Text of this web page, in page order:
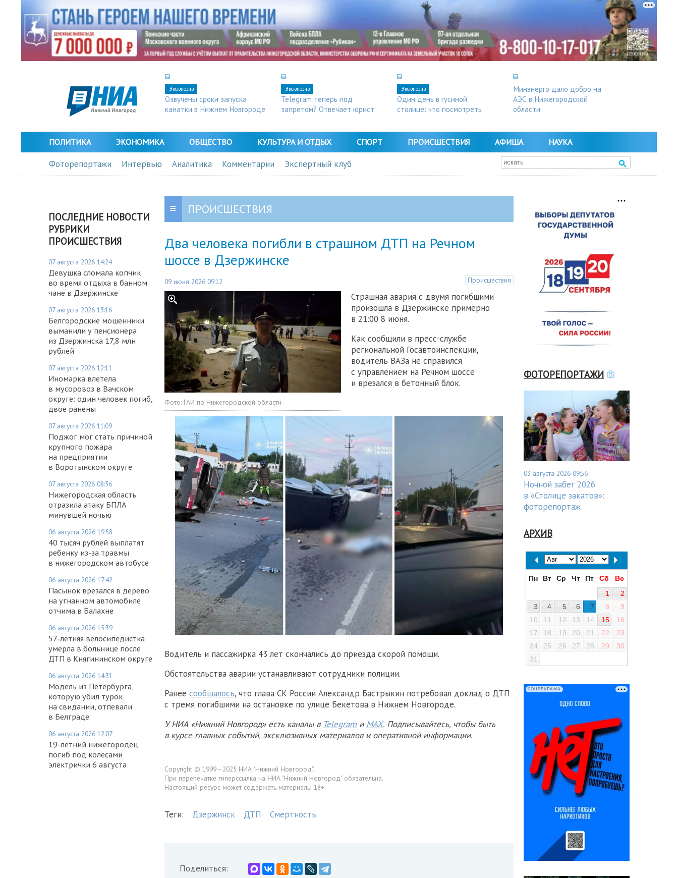
Эксклюзив
Озвучены сроки запуска
канатки в Нижнем Новгороде
Эксклюзив
Telegram теперь под
запретом? Отвечает юрист
Эксклюзив
Один день в гусиной
столице: что посмотреть
Минэнерго дало добро на
АЭС в Нижегородской
области
ПОЛИТИКА ЭКОНОМИКА ОБЩЕСТВО КУЛЬТУРА И ОТДЫХ СПОРТ ПРОИСШЕСТВИЯ АФИША НАУКА
Фоторепортажи Интервью Аналитика Комментарии Экспертный клуб
ПОСЛЕДНИЕ НОВОСТИ
РУБРИКИ
ПРОИСШЕСТВИЯ
07 августа 2026 14:24
Девушка сломала копчик
во время отдыха в банном
чане в Дзержинске
07 августа 2026 13:16
Белгородские мошенники
выманили у пенсионера
из Дзержинска 17,8 млн
рублей
07 августа 2026 12:11
Иномарка влетела
в мусоровоз в Вачском
округе: один человек погиб,
двое ранены
07 августа 2026 11:09
Поджог мог стать причиной
крупного пожара
на предприятии
в Воротынском округе
07 августа 2026 08:36
Нижегородская область
отразила атаку БПЛА
минувшей ночью
06 августа 2026 19:58
40 тысяч рублей выплатят
ребенку из-за травмы
в нижегородском автобусе
06 августа 2026 17:42
Пасынок врезался в дерево
на угнанном автомобиле
отчима в Балахне
06 августа 2026 15:39
57-летняя велосипедистка
умерла в больнице после
ДТП в Княгининском округе
06 августа 2026 14:31
Модель из Петербурга,
которую убил турок
на свидании, отпевали
в Белграде
06 августа 2026 12:07
19-летний нижегородец
погиб под колесами
электрички 6 августа
ПРОИСШЕСТВИЯ
Два человека погибли в страшном ДТП на Речном
шоссе в Дзержинске
09 июня 2026 09:12 Происшествия
Фото: ГАИ по Нижегородской области
Страшная авария с двумя погибшими
произошла в Дзержинске примерно
в 21:00 8 июня.
Как сообщили в пресс-службе
региональной Госавтоинспекции,
водитель ВАЗа не справился
с управлением на Речном шоссе
и врезался в бетонный блок.
Водитель и пассажирка 43 лет скончались до приезда скорой помощи.
Обстоятельства аварии устанавливают сотрудники полиции.
Ранее сообщалось, что глава СК России Александр Бастрыкин потребовал доклад о ДТП
с тремя погибшими на остановке по улице Бекетова в Нижнем Новгороде.
У НИА «Нижний Новгород» есть каналы в Telegram и MAX. Подписывайтесь, чтобы быть
в курсе главных событий, эксклюзивных материалов и оперативной информации.
Copyright © 1999—2025 НИА "Нижний Новгород".
При перепечатке гиперссылка на НИА "Нижний Новгород" обязательна.
Настоящий ресурс может содержать материалы 18+
Теги: Дзержинск ДТП Смертность
Поделиться:
ФОТОРЕПОРТАЖИ
03 августа 2026 09:56
Ночной забег 2026
в «Столице закатов»:
фоторепортаж
АРХИВ
Пн Вт Ср Чт Пт Сб
Вс
1
2
3
4 5 6 7 8
9
10
11 12 13 14 15
16
17
18 19 20 21 22
23
24
25 26 27 28 29
30
31
СОЦРЕКЛАМА